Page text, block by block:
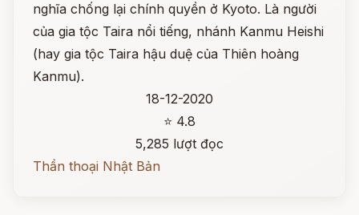
nghĩa chống lại chính quyền ở Kyoto. Là người
của gia tộc Taira nổi tiếng, nhánh Kanmu Heishi
(hay gia tộc Taira hậu duệ của Thiên hoàng
Kanmu).
18-12-2020
⭐ 4.8
5,285 lượt đọc
Thần thoại Nhật Bản